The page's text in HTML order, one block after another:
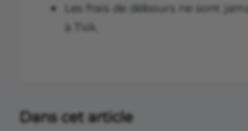
Les frais de débours ne sont
à TVA.
Dans cet article